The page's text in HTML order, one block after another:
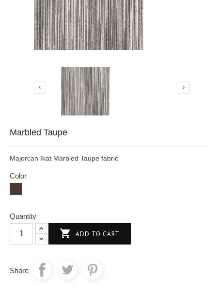
 
Marbled Taupe
Majorcan Ikat Marbled Taupe fabric
Color
Quantity
 ADD TO CART
Share